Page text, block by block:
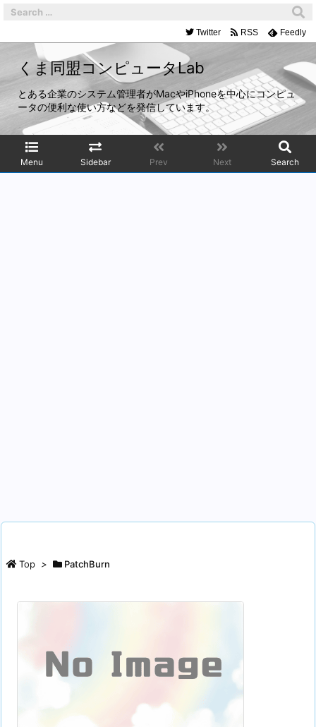
くま同盟コンピュータLab
とある企業のシステム管理者がMacやiPhoneを中心にコンピュ
ータの便利な使い方などを発信しています。
Menu Sidebar Prev Next Search
Twitter RSS Feedly
Top > PatchBurn